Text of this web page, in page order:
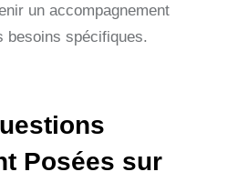
un accompagnement
besoins spécifiques.
Posées sur